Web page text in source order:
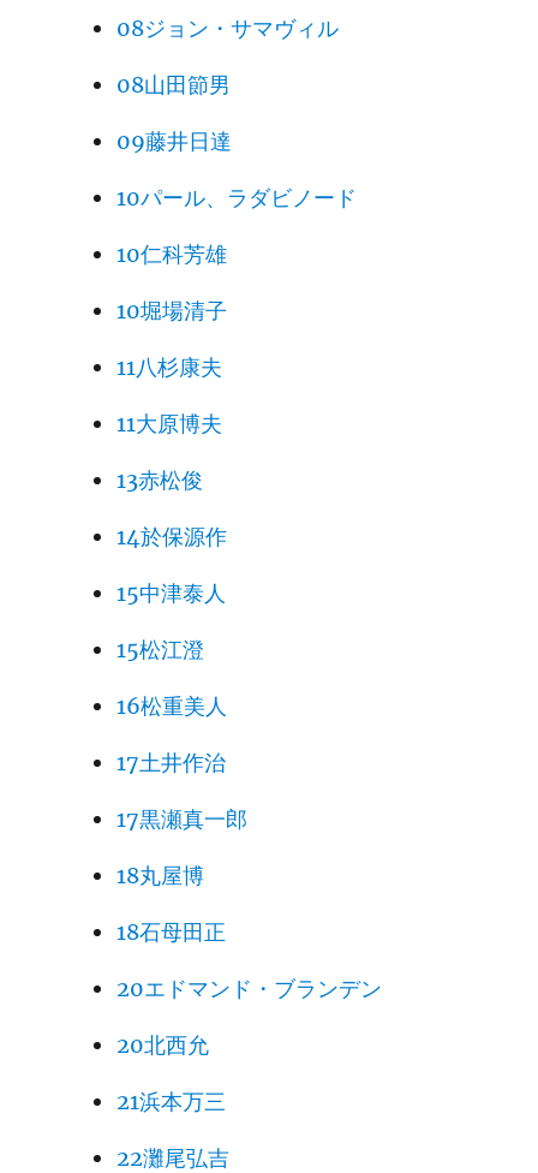
08ジョン・サマヴィル
08山田節男
09藤井日達
10パール、ラダビノード
10仁科芳雄
10堀場清子
11八杉康夫
11大原博夫
13赤松俊
14於保源作
15中津泰人
15松江澄
16松重美人
17土井作治
17黒瀬真一郎
18丸屋博
18石母田正
20エドマンド・ブランデン
20北西允
21浜本万三
22灘尾弘吉